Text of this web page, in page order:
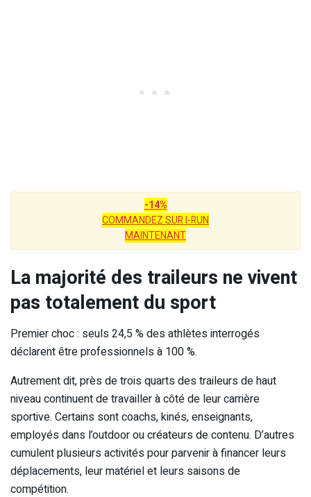
-14%
COMMANDEZ SUR I-RUN
MAINTENANT
La majorité des traileurs ne vivent
pas totalement du sport
Premier choc : seuls 24,5 % des athlètes interrogés
déclarent être professionnels à 100 %.
Autrement dit, près de trois quarts des traileurs de haut
niveau continuent de travailler à côté de leur carrière
sportive. Certains sont coachs, kinés, enseignants,
employés dans l’outdoor ou créateurs de contenu. D’autres
cumulent plusieurs activités pour parvenir à financer leurs
déplacements, leur matériel et leurs saisons de
compétition.